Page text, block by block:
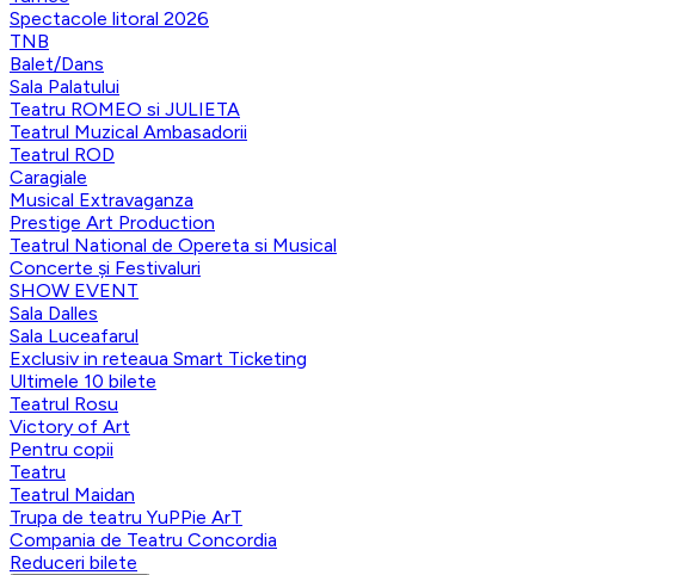
Spectacole litoral 2026
TNB
Balet/Dans
Sala Palatului
Teatru ROMEO si JULIETA
Teatrul Muzical Ambasadorii
Teatrul ROD
Caragiale
Musical Extravaganza
Prestige Art Production
Teatrul National de Opereta si Musical
Concerte și Festivaluri
SHOW EVENT
Sala Dalles
Sala Luceafarul
Exclusiv in reteaua Smart Ticketing
Ultimele 10 bilete
Teatrul Rosu
Victory of Art
Pentru copii
Teatru
Teatrul Maidan
Trupa de teatru YuPPie ArT
Compania de Teatru Concordia
Reduceri bilete